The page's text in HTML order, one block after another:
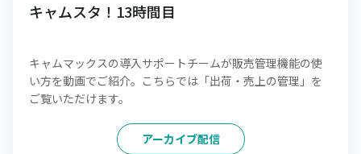
キャムスタ！13時間目
キャムマックスの導入サポートチームが販売管理機能の使
い方を動画でご紹介。こちらでは「出荷・売上の管理」を
ご覧いただけます。
アーカイブ配信